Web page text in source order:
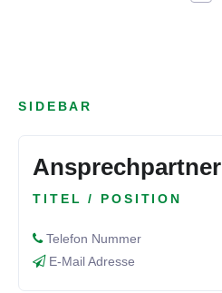
SIDEBAR
Ansprechpartner
TITEL / POSITION
Telefon Nummer
E-Mail Adresse